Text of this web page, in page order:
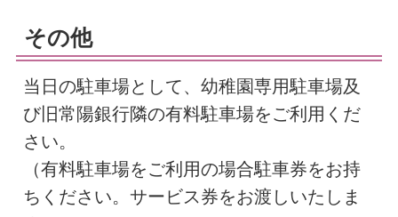
その他
当日の駐車場として、幼稚園専用駐車場及
び旧常陽銀行隣の有料駐車場をご利用くだ
さい。
（有料駐車場をご利用の場合駐車券をお持
ちください。サービス券をお渡しいたしま